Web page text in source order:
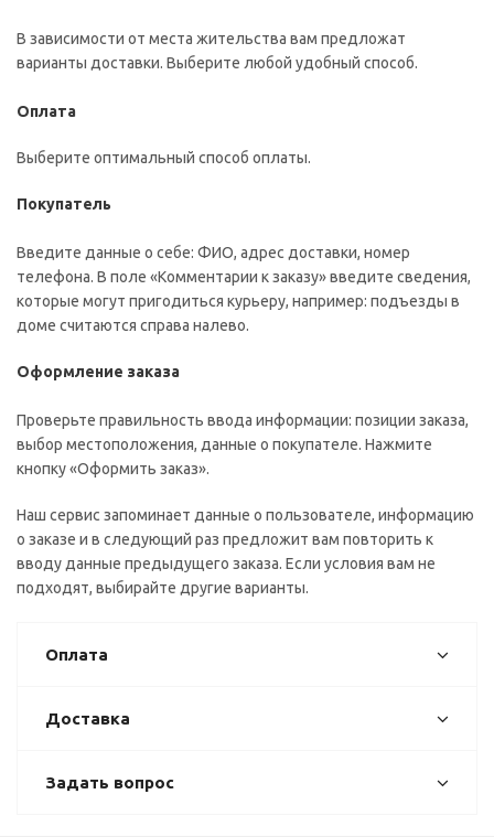
В зависимости от места жительства вам предложат
варианты доставки. Выберите любой удобный способ.
Оплата
Выберите оптимальный способ оплаты.
Покупатель
Введите данные о себе: ФИО, адрес доставки, номер
телефона. В поле «Комментарии к заказу» введите сведения,
которые могут пригодиться курьеру, например: подъезды в
доме считаются справа налево.
Оформление заказа
Проверьте правильность ввода информации: позиции заказа,
выбор местоположения, данные о покупателе. Нажмите
кнопку «Оформить заказ».
Наш сервис запоминает данные о пользователе, информацию
о заказе и в следующий раз предложит вам повторить к
вводу данные предыдущего заказа. Если условия вам не
подходят, выбирайте другие варианты.
Оплата
Доставка
Задать вопрос